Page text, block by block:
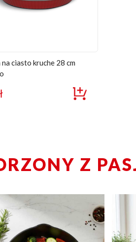
na ciasto kruche 28 cm
Z